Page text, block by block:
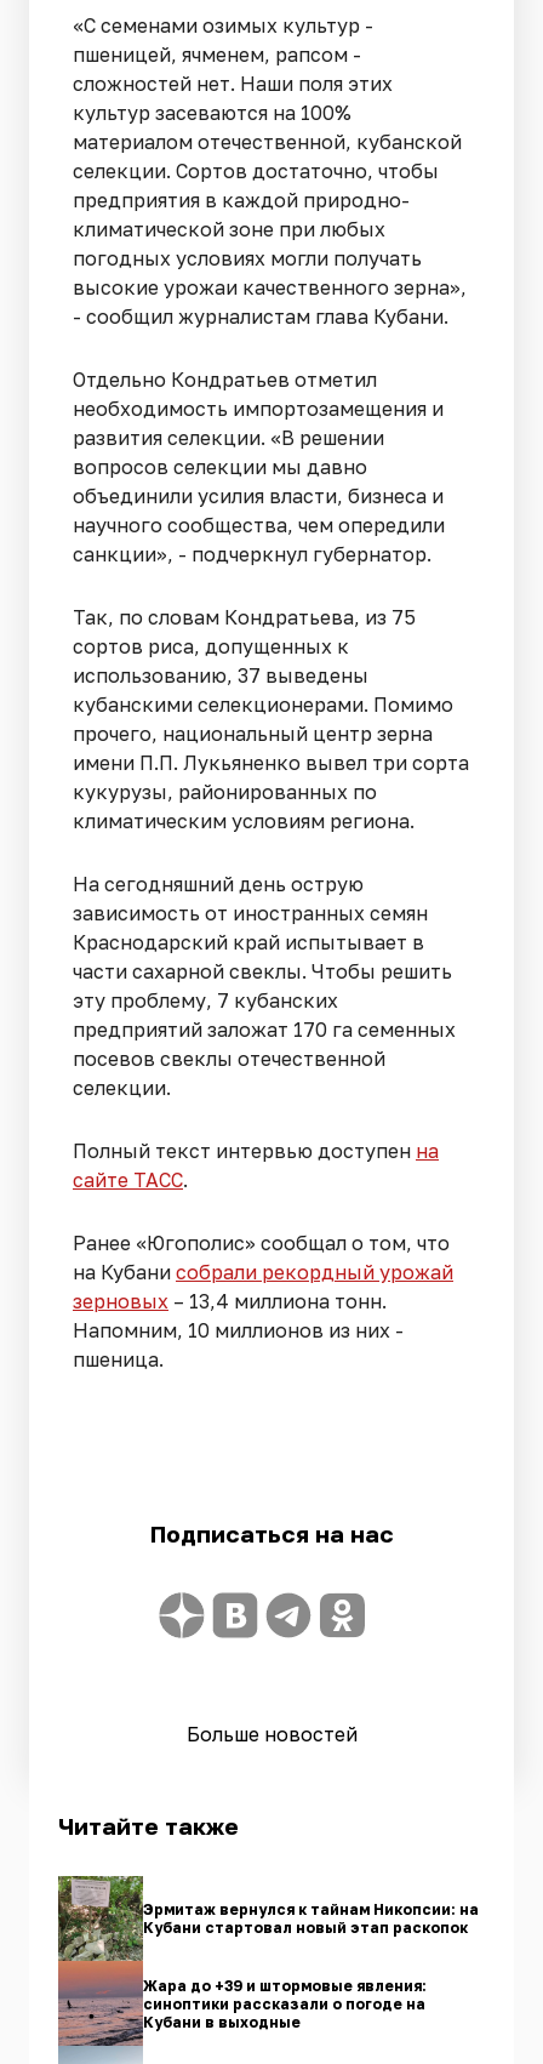
«С семенами озимых культур -
пшеницей, ячменем, рапсом -
сложностей нет. Наши поля этих
культур засеваются на 100%
материалом отечественной, кубанской
селекции. Сортов достаточно, чтобы
предприятия в каждой природно-
климатической зоне при любых
погодных условиях могли получать
высокие урожаи качественного зерна»,
- сообщил журналистам глава Кубани.
Отдельно Кондратьев отметил
необходимость импортозамещения и
развития селекции. «В решении
вопросов селекции мы давно
объединили усилия власти, бизнеса и
научного сообщества, чем опередили
санкции», - подчеркнул губернатор.
Так, по словам Кондратьева, из 75
сортов риса, допущенных к
использованию, 37 выведены
кубанскими селекционерами. Помимо
прочего, национальный центр зерна
имени П.П. Лукьяненко вывел три сорта
кукурузы, районированных по
климатическим условиям региона.
На сегодняшний день острую
зависимость от иностранных семян
Краснодарский край испытывает в
части сахарной свеклы. Чтобы решить
эту проблему, 7 кубанских
предприятий заложат 170 га семенных
посевов свеклы отечественной
селекции.
Полный текст интервью доступен на
сайте ТАСС.
Ранее «Югополис» сообщал о том, что
на Кубани собрали рекордный урожай
зерновых – 13,4 миллиона тонн.
Напомним, 10 миллионов из них -
пшеница.
Подписаться на нас
Больше новостей
Читайте также
Эрмитаж вернулся к тайнам Никопсии: на
Кубани стартовал новый этап раскопок
Жара до +39 и штормовые явления:
синоптики рассказали о погоде на
Кубани в выходные